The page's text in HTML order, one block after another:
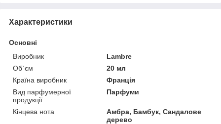
Характеристики
Основні
Виробник
Lambre
Об`єм
20 мл
Країна виробник
Франція
Вид парфумерної
продукції
Парфуми
Кінцева нота
Амбра, Бамбук, Сандалове
дерево